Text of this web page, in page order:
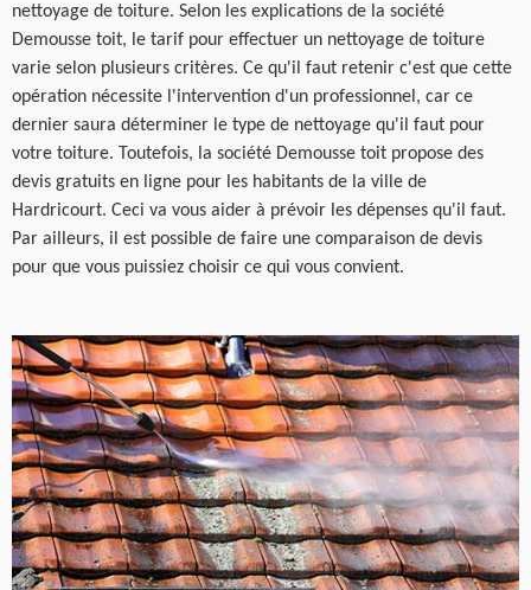
nettoyage de toiture. Selon les explications de la société
Demousse toit, le tarif pour effectuer un nettoyage de toiture
varie selon plusieurs critères. Ce qu'il faut retenir c'est que cette
opération nécessite l'intervention d'un professionnel, car ce
dernier saura déterminer le type de nettoyage qu'il faut pour
votre toiture. Toutefois, la société Demousse toit propose des
devis gratuits en ligne pour les habitants de la ville de
Hardricourt. Ceci va vous aider à prévoir les dépenses qu'il faut.
Par ailleurs, il est possible de faire une comparaison de devis
pour que vous puissiez choisir ce qui vous convient.